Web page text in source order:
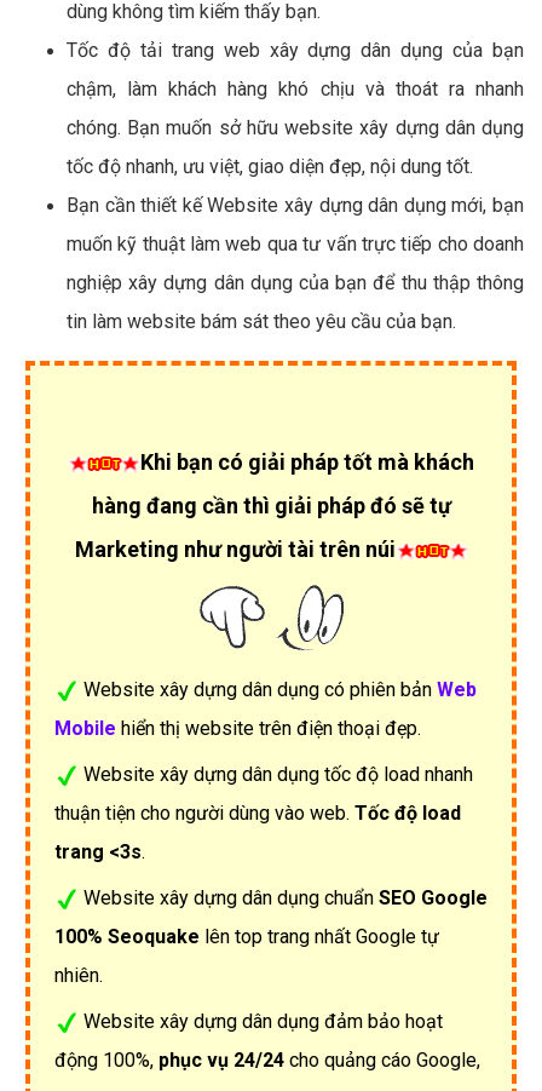
dùng không tìm kiếm thấy bạn.
Tốc độ tải trang web xây dựng dân dụng của bạn
chậm, làm khách hàng khó chịu và thoát ra nhanh
chóng. Bạn muốn sở hữu website xây dựng dân dụng
tốc độ nhanh, ưu việt, giao diện đẹp, nội dung tốt.
Bạn cần thiết kế Website xây dựng dân dụng mới, bạn
muốn kỹ thuật làm web qua tư vấn trực tiếp cho doanh
nghiệp xây dựng dân dụng của bạn để thu thập thông
tin làm website bám sát theo yêu cầu của bạn.
Khi bạn có giải pháp tốt mà khách
hàng đang cần thì giải pháp đó sẽ tự
Marketing như người tài trên núi
Website xây dựng dân dụng có phiên bản Web
Mobile hiển thị website trên điện thoại đẹp.
Website xây dựng dân dụng tốc độ load nhanh
thuận tiện cho người dùng vào web. Tốc độ load
trang <3s.
Website xây dựng dân dụng chuẩn SEO Google
100% Seoquake lên top trang nhất Google tự
nhiên.
Website xây dựng dân dụng đảm bảo hoạt
động 100%, phục vụ 24/24 cho quảng cáo Google,